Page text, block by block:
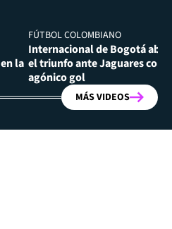
la
FÚTBOL COLOMBIANO
Internacional de Bogotá
el triunfo ante Jaguares con
agónico gol
MÁS VIDEOS